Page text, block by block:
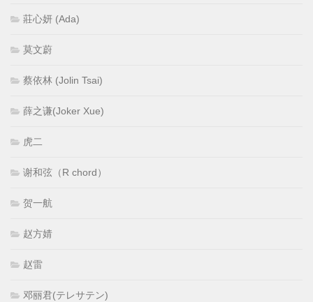
莊心妍 (Ada)
莫文蔚
蔡依林 (Jolin Tsai)
薛之谦(Joker Xue)
虎二
谢和弦（R chord）
贺一航
赵方婧
赵雷
邓丽君(テレサテン)